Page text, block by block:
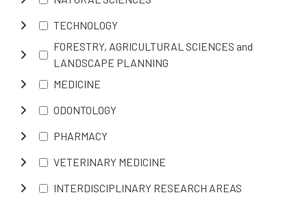
TECHNOLOGY
FORESTRY, AGRICULTURAL SCIENCES and
LANDSCAPE PLANNING
MEDICINE
ODONTOLOGY
PHARMACY
VETERINARY MEDICINE
INTERDISCIPLINARY RESEARCH AREAS